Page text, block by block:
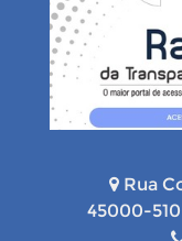
Rua
45000-